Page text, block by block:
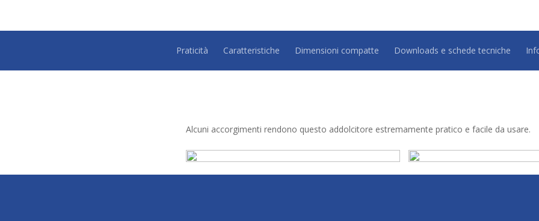
Praticità Caratteristiche Dimensioni compatte Downloads e schede tecniche
Alcuni accorgimenti rendono questo addolcitore estremamente pratico e facile da usare.